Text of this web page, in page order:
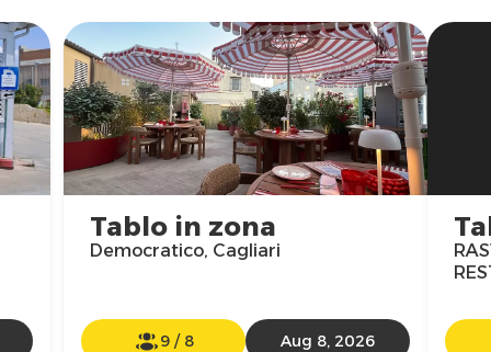
Tablo in zona
Democratico, Cagliari
9/ 8 Aug 8, 2026